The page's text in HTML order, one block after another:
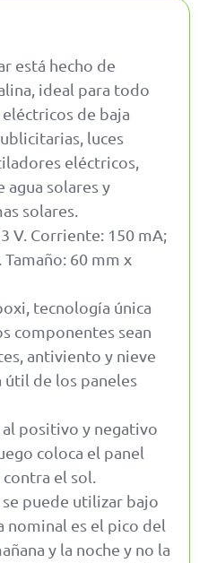
está hecho de
ideal para todo
de baja
luces
eléctricos,
agua solares y
solares.
V. Corriente: 150 mA;
Tamaño: 60 mm x
tecnología única
componentes sean
antiviento y nieve
útil de los paneles
al positivo y negativo
coloca el panel
el sol.
puede utilizar bajo
nominal es el pico del
y la noche y no la